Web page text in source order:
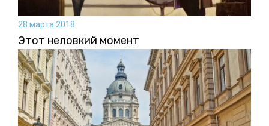
28 марта 2018
Этот неловкий момент